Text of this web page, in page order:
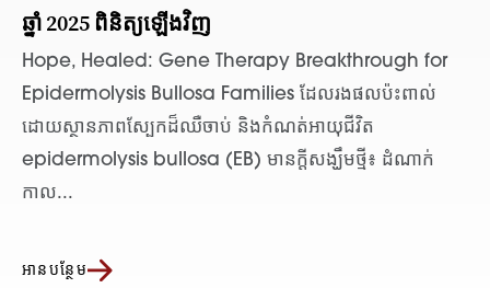
ឆ្នាំ 2025 ពិនិត្យឡើងវិញ
Hope, Healed: Gene Therapy Breakthrough for
Epidermolysis Bullosa Families ដែលរងផលប៉ះពាល់
ដោយស្ថានភាពស្បែកដ៏ឈឺចាប់ និងកំណត់អាយុជីវិត
epidermolysis bullosa (EB) មានក្តីសង្ឃឹមថ្មី៖ ដំណាក់
កាល...
អានបន្ថែម